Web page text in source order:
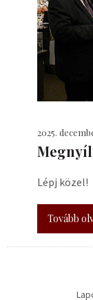
2025.
Lépj közel!
Tovább